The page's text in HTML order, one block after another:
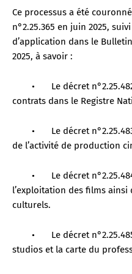
Ce processus a été
n°2.25.365 en juin 2025,
d’application dans le
2025, à savoir :
•
Le décret
contrats dans le Registre
•
Le décret
de l’activité de production
•
Le décret
l’exploitation des films
culturels.
•
Le décret
studios et la carte du